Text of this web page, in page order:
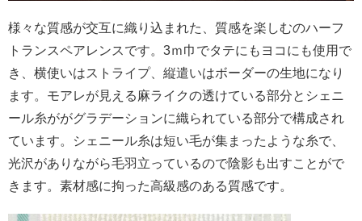
様々な質感が交互に織り込まれた、質感を楽しむのハーフ
トランスペアレンスです。 3ｍ巾でタテにもヨコにも使用で
き、横使いはストライプ、縦遣いはボーダーの生地になり
ます。モアレが見える麻ライクの透けている部分とシェニ
ール糸ががグラデーションに織られている部分で構成され
ています。シェニール糸は短い毛が集まったような糸で、
光沢がありながら毛羽立っているので陰影も出すことがで
きます。素材感に拘った高級感のある質感です。